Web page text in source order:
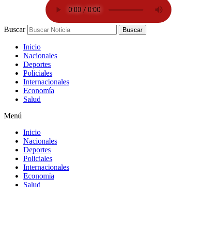
Buscar Buscar
Inicio
Nacionales
Deportes
Policiales
Internacionales
Economía
Salud
Menú
Inicio
Nacionales
Deportes
Policiales
Internacionales
Economía
Salud